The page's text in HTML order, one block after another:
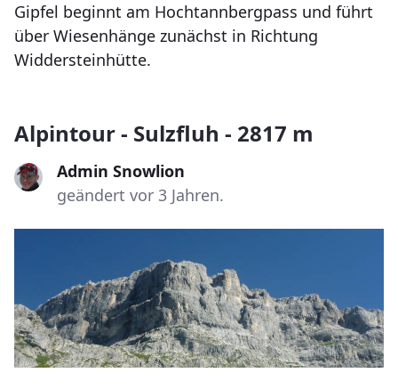
Gipfel beginnt am Hochtannbergpass und führt
über Wiesenhänge zunächst in Richtung
Widdersteinhütte.
Alpintour - Sulzfluh - 2817 m
Admin Snowlion
geändert vor 3 Jahren.